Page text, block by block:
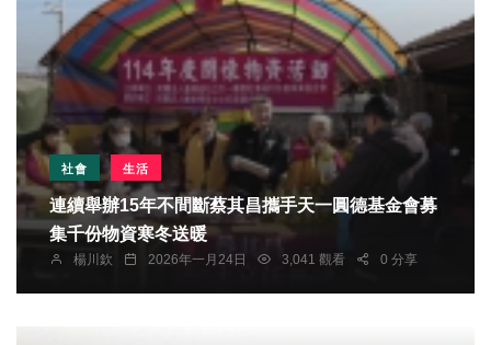
社會 生活
連續舉辦15年不間斷蔡其昌攜手天一圓德基金會募
集千份物資寒冬送暖
楊川欽 2026年一月24日 3,041 觀看 0 分享